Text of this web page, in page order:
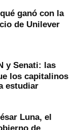
ganó con la
de Unilever
y Senati: las
los capitalinos
estudiar
Luna, el
de